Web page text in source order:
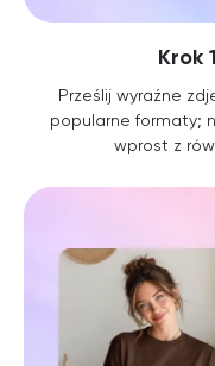
Krok
Prześlij wyraźne
popularne formaty;
wprost z